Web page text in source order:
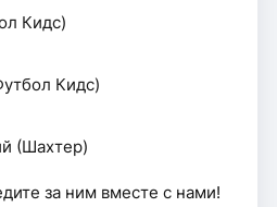
Кидс)
Кидс)
(Шахтер)
за ним вместе с нами!